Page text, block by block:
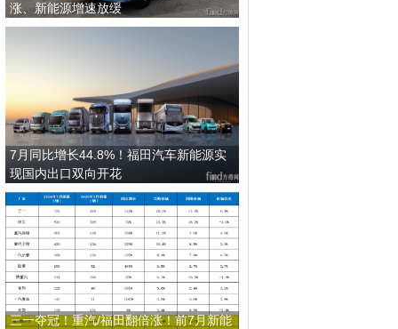
涨、新能源增速放缓
7月同比增长44.8%！福田汽车新能源实
现国内出口双向开花
三一夺冠！重汽/福田翻倍涨！前7月新能